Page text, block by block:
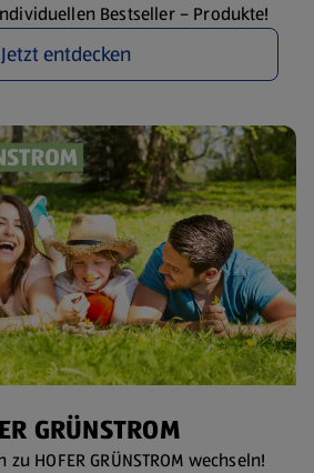
Bestseller – Produkte!
Jetzt entdecken
GRÜNSTROM
HOFER GRÜNSTROM wechseln!